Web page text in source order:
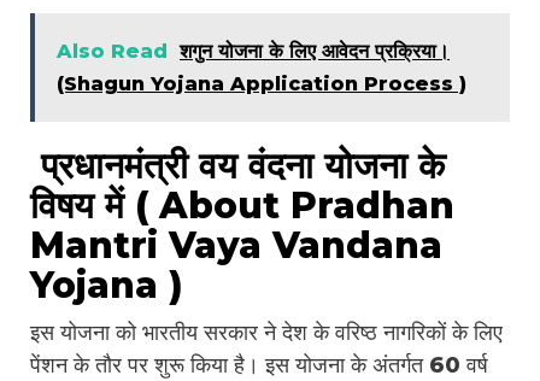
Also Read
शगुन योजना के लिए आवेदन प्रक्रिया।
(Shagun Yojana Application Process )
प्रधानमंत्री वय वंदना योजना के
विषय में ( About Pradhan
Mantri Vaya Vandana
Yojana )
इस योजना को भारतीय सरकार ने देश के वरिष्ठ नागरिकों के लिए
पेंशन के तौर पर शुरू किया है। इस योजना के अंतर्गत 60 वर्ष